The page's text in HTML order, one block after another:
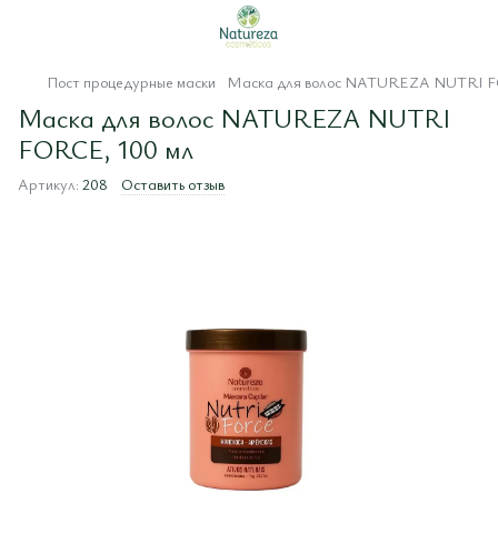
Пост процедурные маски Маска для волос NATUREZA NUTRI
Маска для волос NATUREZA NUTRI
FORCE, 100 мл
Артикул: 208 Оставить отзыв